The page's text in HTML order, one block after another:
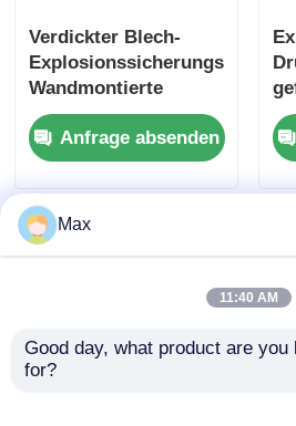
Verdickter Blech-
Wandmontierte
Auspuff-
Axialventilator IP55
Anfrage absenden
Max
11:40 AM
Good day, what product are you
for?